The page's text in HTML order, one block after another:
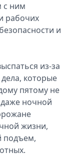
с ним
рабочих
и
из-за
которые
пятому не
даже ночной
жизни,
подъем,